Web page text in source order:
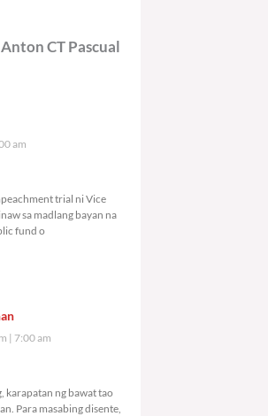
Anton CT Pascual
am
trial ni Vice
sa madlang bayan na
fund o
7:00 am
karapatan ng bawat tao
Para masabing disente,